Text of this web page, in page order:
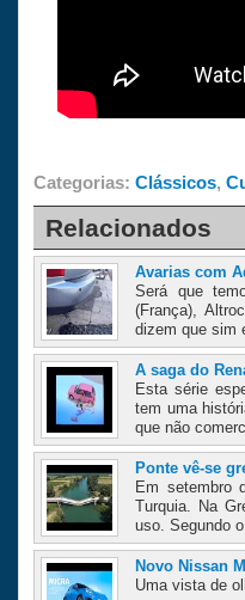
Categorias: Clássicos,
Relacionados
Avarias com
Será que
(França),
dizem que sim
A saga do
Esta série
tem uma
que não
Ponte vê-se
Em setembro
Turquia. Na
uso. Segundo
Novo Nissan
Uma vista de